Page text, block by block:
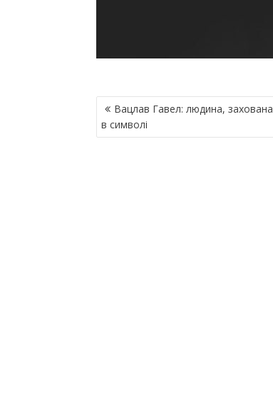
Н
А
В
Вацлав Гавел: людина, захована
в символі